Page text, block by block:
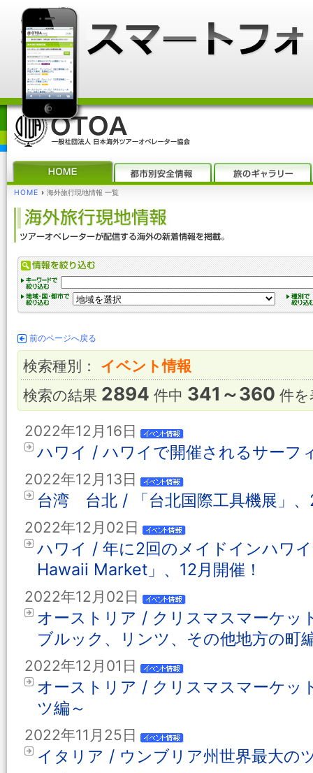
HOME › 海外旅行現地情報 一覧
前のページへ戻る
検索種別： イベント情報
検索の結果 2894 件中 341～360 件
2022年12月16日
ハワイ / ハワイで開催されるサーフ
2022年12月13日
台湾 台北 / 「台北国際工具機展」
2022年12月02日
ハワイ / 年に2回のメイドインハワ
Hawaii Market」、12月開催！
2022年12月02日
オーストリア / クリスマスマーケッ
ブルック、リンツ、その他地方の町
2022年12月01日
オーストリア / クリスマスマーケッ
ツ編～
2022年11月25日
イタリア / ウンブリア州世界最大の